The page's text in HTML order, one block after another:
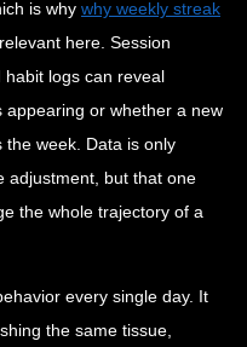
is why why weekly streak
here. Session
logs can reveal
or whether a new
the week. Data is only
adjustment, but that one
the whole trajectory of a
every single day. It
the same tissue,